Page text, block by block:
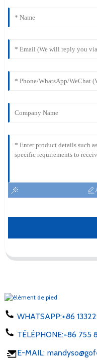
WHATSAPP:+86
TÉLÉPHONE:+86 755
E-MAIL: